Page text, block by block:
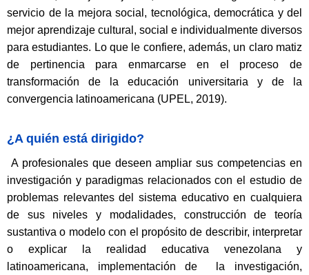
servicio de la mejora social, tecnológica, democrática y del
mejor aprendizaje cultural, social e individualmente diversos
para estudiantes. Lo que le confiere, además, un claro matiz
de pertinencia para enmarcarse en el proceso de
transformación de la educación universitaria y de la
convergencia latinoamericana (UPEL, 2019).
¿A quién está dirigido?
A profesionales que deseen ampliar sus competencias en
investigación y paradigmas relacionados con el estudio de
problemas relevantes del sistema educativo en cualquiera
de sus niveles y modalidades, construcción de teoría
sustantiva o modelo con el propósito de describir, interpretar
o explicar la realidad educativa venezolana y
latinoamericana, implementación de la investigación,